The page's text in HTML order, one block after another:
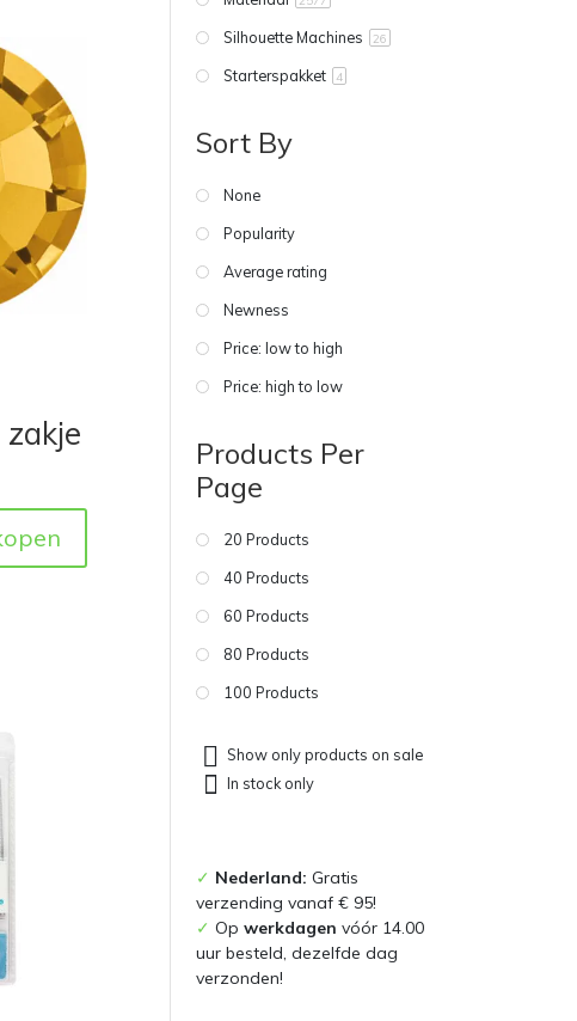
Silhouette Machines 26
Starterspakket 4
Sort By
None
Popularity
Average rating
Newness
Price: low to high
Price: high to low
Products Per
Page
20 Products
40 Products
60 Products
80 Products
100 Products
Show only products on sale
In stock only
✓ Nederland:Gratis
verzending vanaf € 95!
✓ Opwerkdagen vóór 14.00
uur besteld, dezelfde dag
verzonden!